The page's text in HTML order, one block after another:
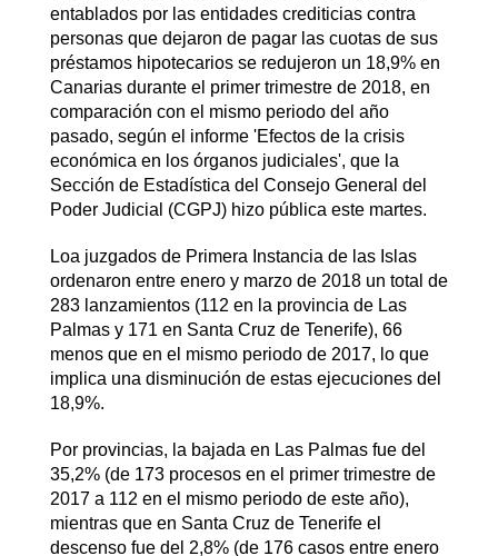
entablados por las entidades crediticias contra
personas que dejaron de pagar las cuotas de sus
préstamos hipotecarios se redujeron un 18,9% en
Canarias durante el primer trimestre de 2018, en
comparación con el mismo periodo del año
pasado, según el informe 'Efectos de la crisis
económica en los órganos judiciales', que la
Sección de Estadística del Consejo General del
Poder Judicial (CGPJ) hizo pública este martes.
Loa juzgados de Primera Instancia de las Islas
ordenaron entre enero y marzo de 2018 un total de
283 lanzamientos (112 en la provincia de Las
Palmas y 171 en Santa Cruz de Tenerife), 66
menos que en el mismo periodo de 2017, lo que
implica una disminución de estas ejecuciones del
18,9%.
Por provincias, la bajada en Las Palmas fue del
35,2% (de 173 procesos en el primer trimestre de
2017 a 112 en el mismo periodo de este año),
mientras que en Santa Cruz de Tenerife el
descenso fue del 2,8% (de 176 casos entre enero